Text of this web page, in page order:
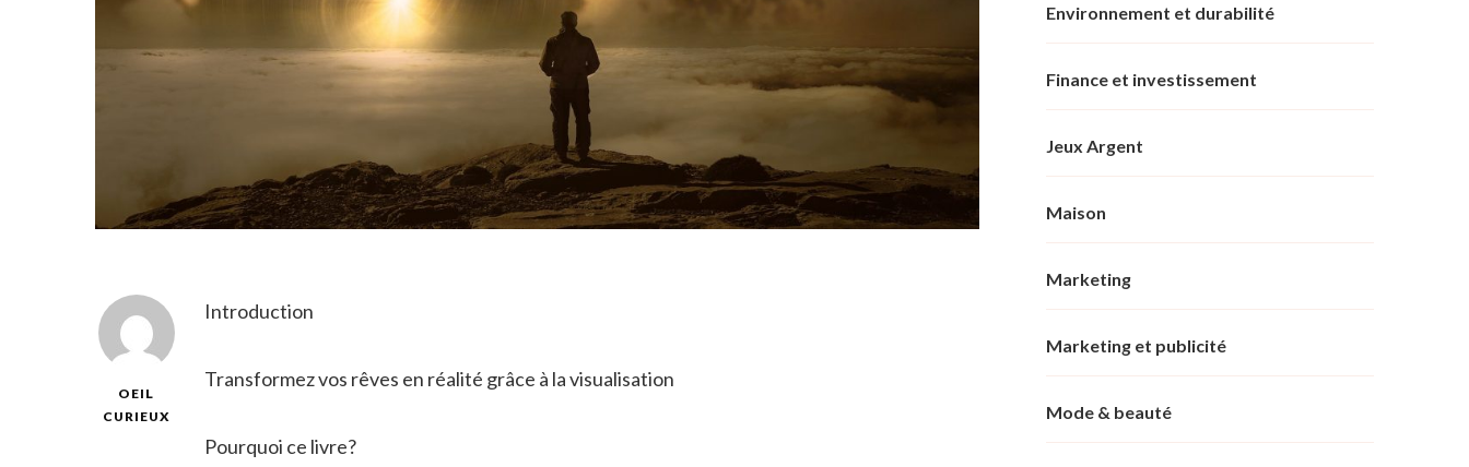
OEIL
CURIEUX
Introduction
Transformez vos rêves en réalité grâce à la visualisation
Pourquoi ce livre?
Environnement et durabilité
Finance et investissement
Jeux Argent
Maison
Marketing
Marketing et publicité
Mode & beauté